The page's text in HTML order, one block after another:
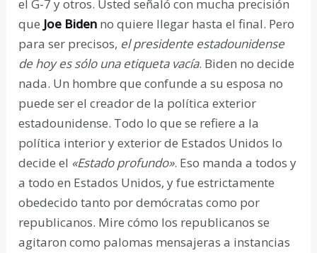
el G-7 y otros. Usted señaló con mucha precisión
que Joe Biden no quiere llegar hasta el final. Pero
para ser precisos, el presidente estadounidense
de hoy es sólo una etiqueta vacía. Biden no decide
nada. Un hombre que confunde a su esposa no
puede ser el creador de la política exterior
estadounidense. Todo lo que se refiere a la
política interior y exterior de Estados Unidos lo
decide el «Estado profundo». Eso manda a todos y
a todo en Estados Unidos, y fue estrictamente
obedecido tanto por demócratas como por
republicanos. Mire cómo los republicanos se
agitaron como palomas mensajeras a instancias